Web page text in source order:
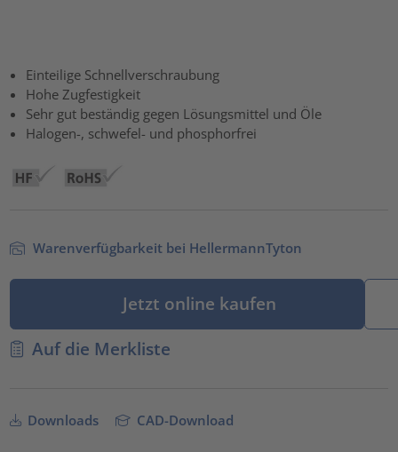
Einteilige Schnellverschraubung
Hohe Zugfestigkeit
Sehr gut beständig gegen Lösungsmittel und Öle
Halogen-, schwefel- und phosphorfrei
Warenverfügbarkeit bei HellermannTyton
Jetzt online kaufen
Auf die Merkliste
Downloads CAD-Download